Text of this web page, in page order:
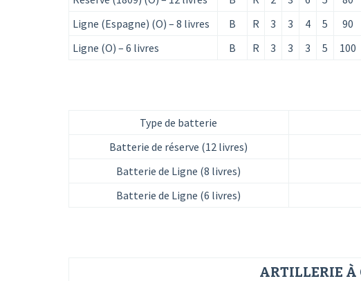
Ligne (Espagne) (O) – 8 livres
B R 3 3 4 5 90
Ligne (O) – 6 livres
B R 3 3 3 5 100
Type de batterie
Batterie de réserve (12 livres)
Batterie de Ligne (8 livres)
Batterie de Ligne (6 livres)
ARTILLERIE À